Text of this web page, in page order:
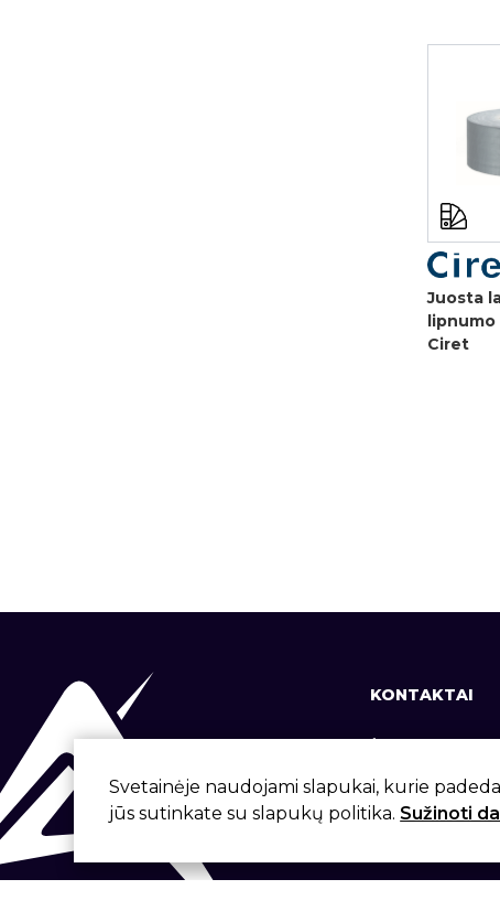
Juosta
Ciret
KONTAKTAI
+370 37
info@aivita.lt
Svirbygalos
Svetainėje naudojami slapukai, kurie
jūs sutinkate su slapukų politika. Sužinoti